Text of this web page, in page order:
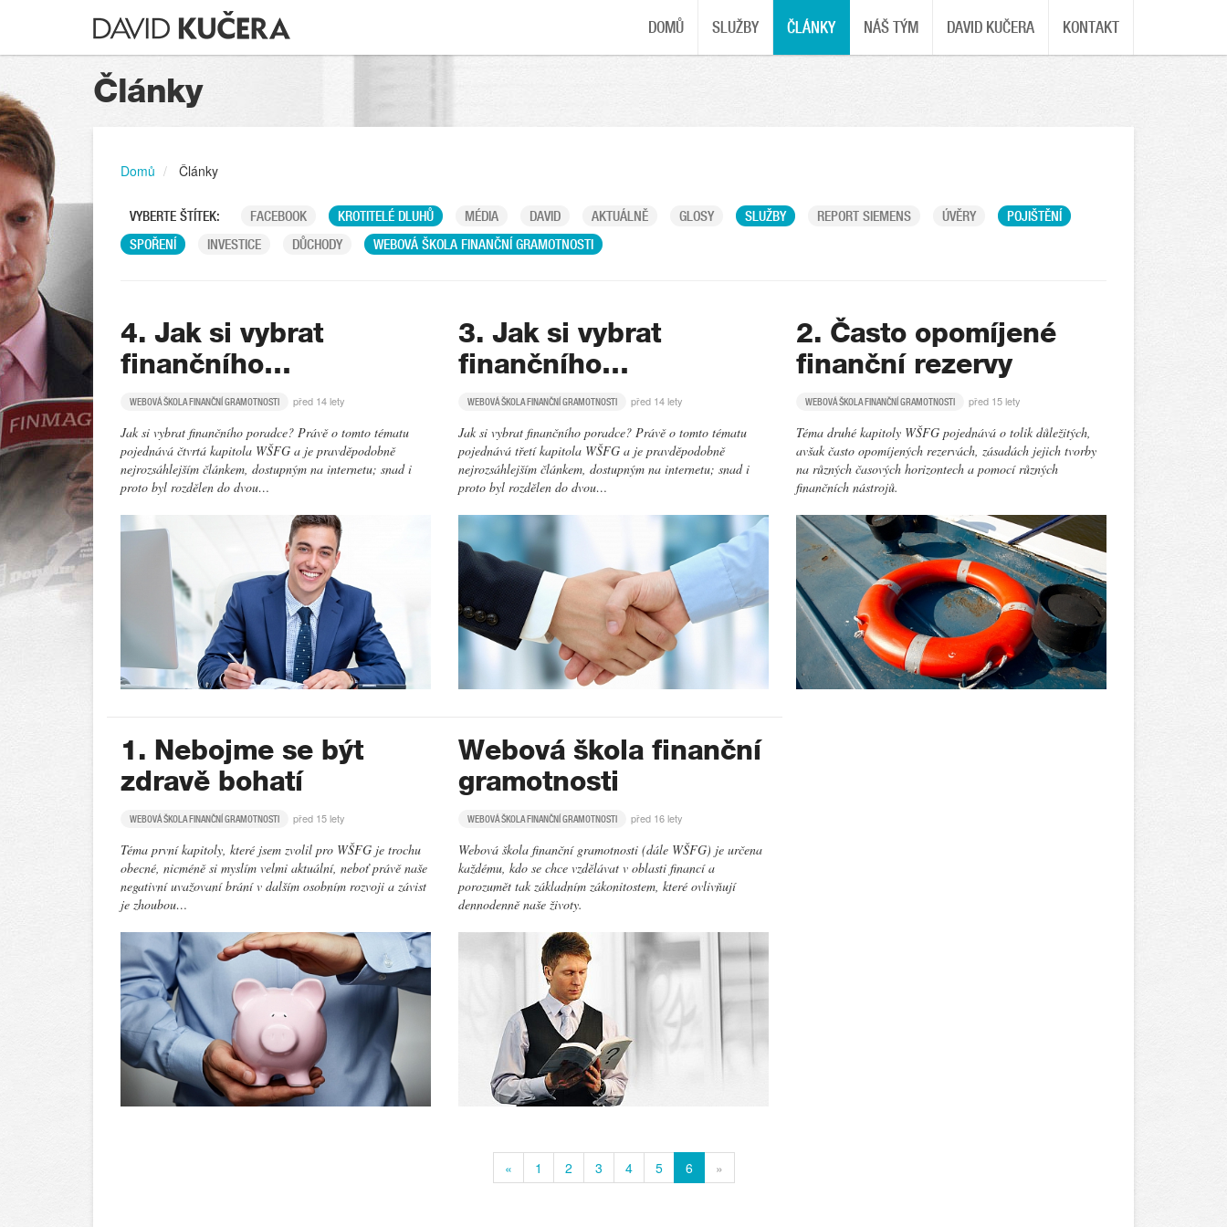
DOMŮ SLUŽBY ČLÁNKY NÁŠ TÝM DAVID KUČERA KONTAKT
Články
Domů Články
VYBERTE ŠTÍTEK: FACEBOOK KROTITELÉ DLUHŮ MÉDIA DAVID AKTUÁLNĚ GLOSY SLUŽBY REPORT SIEMENS ÚVĚRY
POJIŠTĚNÍ
SPOŘENÍ
INVESTICE DŮCHODY WEBOVÁ ŠKOLA FINANČNÍ GRAMOTNOSTI
4. Jak si vybrat
finančního…
WEBOVÁ ŠKOLA FINANČNÍ GRAMOTNOSTI před 14 lety
Jak si vybrat finančního poradce? Právě o tomto tématu
pojednává čtvrtá kapitola WŠFG a je pravděpodobně
nejrozsáhlejším článkem, dostupným na internetu; snad i
proto byl rozdělen do dvou…
3. Jak si vybrat
finančního…
WEBOVÁ ŠKOLA FINANČNÍ GRAMOTNOSTI před 14 lety
Jak si vybrat finančního poradce? Právě o tomto tématu
pojednává třetí kapitola WŠFG a je pravděpodobně
nejrozsáhlejším článkem, dostupným na internetu; snad i
proto byl rozdělen do dvou…
2. Často opomíjené
finanční rezervy
WEBOVÁ ŠKOLA FINANČNÍ GRAMOTNOSTI před 15 lety
Téma druhé kapitoly WŠFG pojednává o tolik důležitých,
avšak často opomíjených rezervách, zásadách jejich tvorby
na různých časových horizontech a pomocí různých
finančních nástrojů.
1. Nebojme se být
zdravě bohatí
WEBOVÁ ŠKOLA FINANČNÍ GRAMOTNOSTI před 15 lety
Téma první kapitoly, které jsem zvolil pro WŠFG je trochu
obecné, nicméně si myslím velmi aktuální, neboť právě naše
negativní uvažovaní brání v dalším osobním rozvoji a závist
je zhoubou…
Webová škola finanční
gramotnosti
WEBOVÁ ŠKOLA FINANČNÍ GRAMOTNOSTI před 16 lety
Webová škola finanční gramotnosti (dále WŠFG) je určena
každému, kdo se chce vzdělávat v oblasti financí a
porozumět tak základním zákonitostem, které ovlivňují
dennodenně naše životy.
« 1 2 3 4 5 6 »